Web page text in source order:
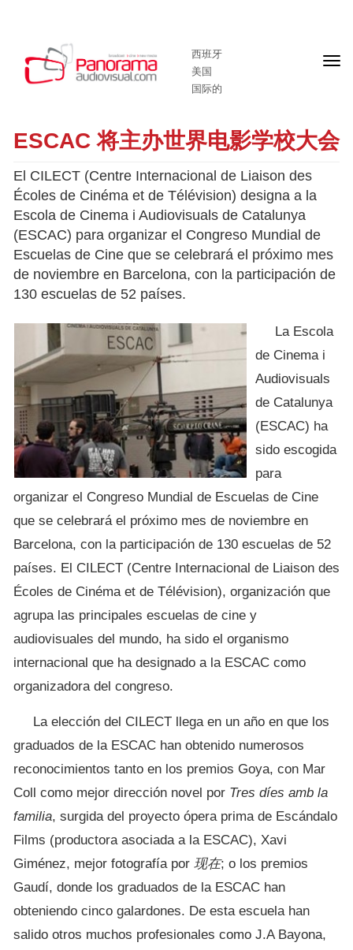
西班牙
美国
国际的
头
ESCAC 将主办世界电影学校大会
El CILECT (Centre Internacional de Liaison des
Écoles de Cinéma et de Télévision) designa a la
Escola de Cinema i Audiovisuals de Catalunya
(ESCAC) para organizar el Congreso Mundial de
Escuelas de Cine que se celebrará el próximo mes
de noviembre en Barcelona, con la participación de
130 escuelas de 52 países.
La Escola
de Cinema i
Audiovisuals
de Catalunya
(ESCAC) ha
sido escogida
para
organizar el Congreso Mundial de Escuelas de Cine
que se celebrará el próximo mes de noviembre en
Barcelona, con la participación de 130 escuelas de 52
países. El CILECT (Centre Internacional de Liaison des
Écoles de Cinéma et de Télévision), organización que
agrupa las principales escuelas de cine y
audiovisuales del mundo, ha sido el organismo
internacional que ha designado a la ESCAC como
organizadora del congreso.
La elección del CILECT llega en un año en que los
graduados de la ESCAC han obtenido numerosos
reconocimientos tanto en los premios Goya, con Mar
Coll como mejor dirección novel por Tres díes amb la
familia, surgida del proyecto ópera prima de Escándalo
Films (productora asociada a la ESCAC), Xavi
Giménez, mejor fotografía por 现在; o los premios
Gaudí, donde los graduados de la ESCAC han
obteniendo cinco galardones. De esta escuela han
salido otros muchos profesionales como J.A Bayona,